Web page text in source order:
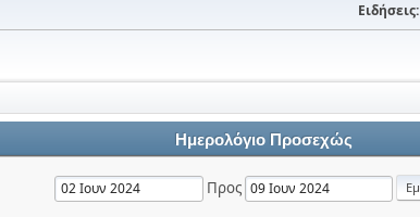
Ειδήσεις:
Ημερολόγιο Προσεχώς
Προς